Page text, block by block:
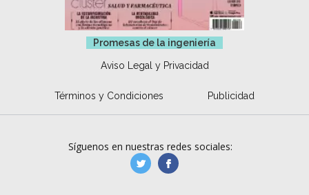
Promesas de la ingeniería
Aviso Legal y Privacidad
Términos y Condiciones Publicidad
Síguenos en nuestras redes sociales:
manufacturaGE